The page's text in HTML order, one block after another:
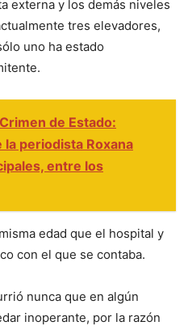
externa y los demás niveles
tres elevadores,
uno ha estado
Crimen de Estado:
periodista Roxana
entre los
edad que el hospital y
con el que se contaba.
nunca que en algún
inoperante, por la razón